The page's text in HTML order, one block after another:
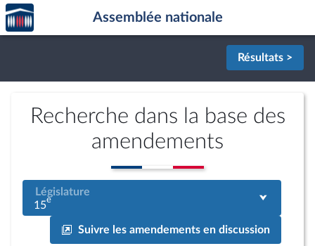
Aller au contenu
Aller en bas de la page
Accèder
à la
page
Assemblée nationale
Résultats >
Recherche dans la base des
amendements
Législature
15e
Suivre les amendements en discussion